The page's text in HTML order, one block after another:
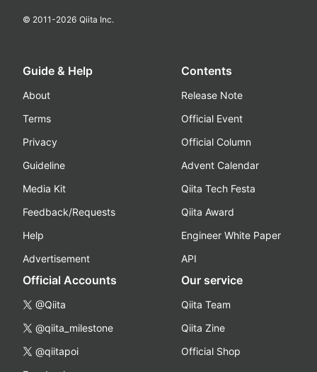
© 2011-2026 Qiita Inc.
Guide & Help
About
Terms
Privacy
Guideline
Media Kit
Feedback/Requests
Help
Advertisement
Contents
Release Note
Official Event
Official Column
Advent Calendar
Qiita Tech Festa
Qiita Award
Engineer White Paper
API
Official Accounts
@Qiita
@qiita_milestone
@qiitapoi
Our service
Qiita Team
Qiita Zine
Official Shop